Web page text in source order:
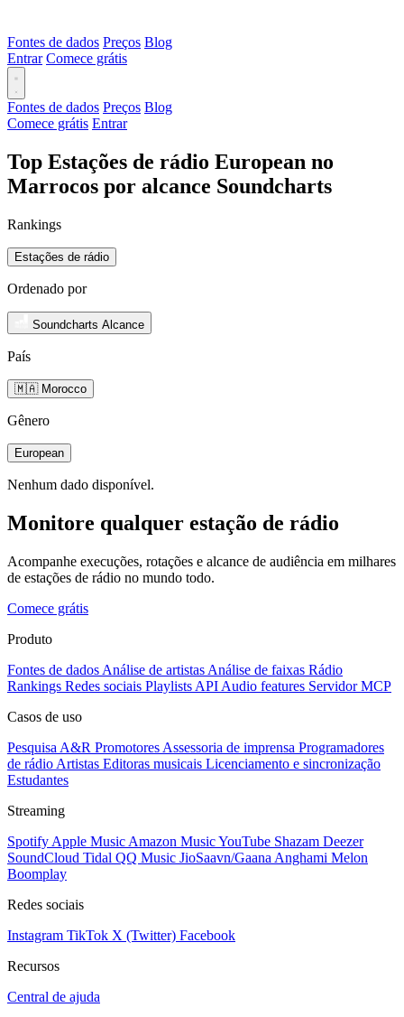
Fontes de dados Preços Blog
Entrar Comece grátis
Fontes de dados Preços Blog
Comece grátis Entrar
Top Estações de rádio European no
Marrocos por alcance Soundcharts
Rankings
Estações de rádio
Ordenado por
Soundcharts Alcance
País
🇲🇦 Morocco
Gênero
European
Nenhum dado disponível.
Monitore qualquer estação de rádio
Acompanhe execuções, rotações e alcance de audiência em milhares
de estações de rádio no mundo todo.
Comece grátis
Produto
Fontes de dados Análise de artistas Análise de faixas Rádio
Rankings Redes sociais Playlists API Audio features Servidor MCP
Casos de uso
Pesquisa A&R Promotores Assessoria de imprensa Programadores
de rádio Artistas Editoras musicais Licenciamento e sincronização
Estudantes
Streaming
Spotify Apple Music Amazon MusicYouTube Shazam Deezer
SoundCloud Tidal QQ Music JioSaavn/Gaana Anghami Melon
Boomplay
Redes sociais
Instagram TikTok X (Twitter) Facebook
Recursos
Central de ajuda